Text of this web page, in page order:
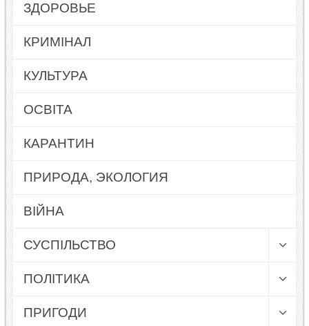
ЗДОРОВЬЕ
КРИМІНАЛ
КУЛЬТУРА
ОСВІТА
КАРАНТИН
ПРИРОДА, ЭКОЛОГИЯ
ВІЙНА
СУСПІЛЬСТВО
ПОЛІТИКА
ПРИГОДИ